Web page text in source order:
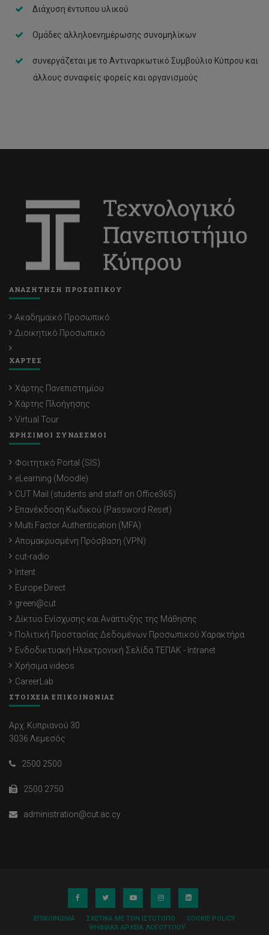
Διάχυση έντυπου υλικού
Ομάδες αλληλοενημέρωσης συνομηλίκων
συνεργάζεται με το Αντιναρκωτικό Συμβούλιο Κύπρου και
άλλους συναφείς φορείς και οργανισμούς
ΑΝΑΖΗΤΗΣΗ ΠΡΟΣΩΠΙΚΟΥ
Ακαδημαϊκό Προσωπικό
Διοικητικό Προσωπικό
ΧΑΡΤΕΣ
Χάρτης Πανεπιστημίου
Χάρτης Πλοήγησης
Virtual Tour
ΧΡΗΣΙΜΟΙ ΣΥΝΔΕΣΜΟΙ
Φοιτητικό Portal (SIS)
eLearning (Moodle)
CUT Mail (students and staff on Office365)
Επανέκδοση Κωδικού (Password Reset)
Multi Factor Authentication (MFA)
Απομακρυσμένη Πρόσβαση (VPN)
cut-radio
Intent
Europe Direct
green@cut
Δίκτυο Ενίσχυσης και Ανάπτυξης της Μάθησης
Πολιτική Προστασίας Δεδομένων Προσωπικού Χαρακτήρα
Ενδοδικτυακή Ηλεκτρονική Σελίδα ΤΕΠΑΚ - Intranet
Χρήσιμα videos
CareerLab
ΣΤΟΙΧΕΙΑ ΕΠΙΚΟΙΝΩΝΙΑΣ
Αρχ. Κυπριανού 30
3036 Λεμεσός
2500 2500
2500 2750
administration@cut.ac.cy
ΕΠΙΚΟΙΝΩΝΊΑ ΣΧΕΤΙΚΆ ΜΕ ΤΟΝ ΙΣΤΌΤΟΠΟ
COOKIE POLICY
ΨΗΦΙΑΚΆ ΑΡΧΕΊΑ ΛΟΓΌΤΥΠΟΥ